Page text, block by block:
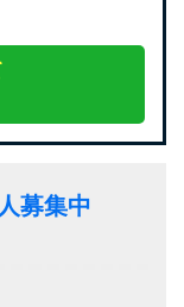
募集中